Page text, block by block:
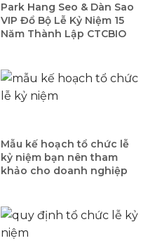
Park Hang Seo & Dàn Sao
VIP Đổ Bộ Lễ Kỷ Niệm 15
Năm Thành Lập CTCBIO
Mẫu kế hoạch tổ chức lễ
kỷ niệm bạn nên tham
khảo cho doanh nghiệp